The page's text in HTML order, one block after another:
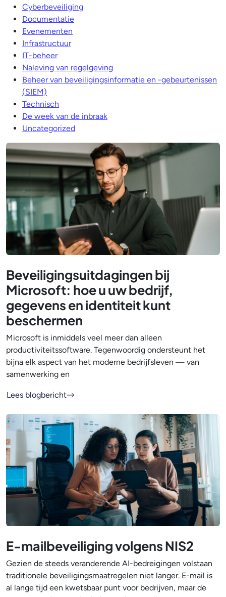
Cyberbeveiliging
Documentatie
Evenementen
Infrastructuur
IT-beheer
Naleving van regelgeving
Beheer van beveiligingsinformatie en -gebeurtenissen
(SIEM)
Technisch
De week van de inbraak
Uncategorized
Beveiligingsuitdagingen bij
Microsoft: hoe u uw bedrijf,
gegevens en identiteit kunt
beschermen
Microsoft is inmiddels veel meer dan alleen
productiviteitssoftware. Tegenwoordig ondersteunt het
bijna elk aspect van het moderne bedrijfsleven — van
samenwerking en
Lees blogbericht
E-mailbeveiliging volgens NIS2
Gezien de steeds veranderende AI-bedreigingen volstaan
traditionele beveiligingsmaatregelen niet langer. E-mail is
al lange tijd een kwetsbaar punt voor bedrijven, maar de